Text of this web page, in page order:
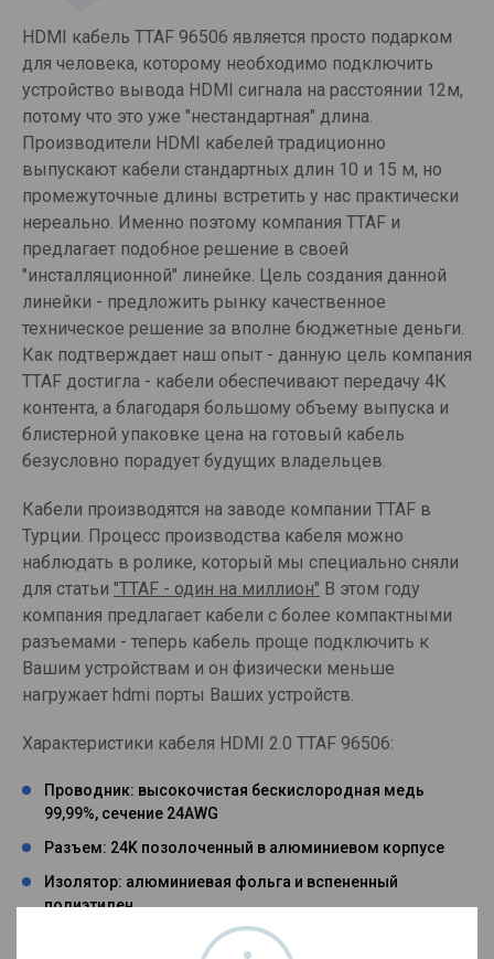
HDMI кабель TTAF 96506 является просто подарком
для человека, которому необходимо подключить
устройство вывода HDMI сигнала на расстоянии 12м,
потому что это уже "нестандартная" длина.
Производители HDMI кабелей традиционно
выпускают кабели стандартных длин 10 и 15 м, но
промежуточные длины встретить у нас практически
нереально. Именно поэтому компания TTAF и
предлагает подобное решение в своей
"инсталляционной" линейке. Цель создания данной
линейки - предложить рынку качественное
техническое решение за вполне бюджетные деньги.
Как подтверждает наш опыт - данную цель компания
TTAF достигла - кабели обеспечивают передачу 4К
контента, а благодаря большому объему выпуска и
блистерной упаковке цена на готовый кабель
безусловно порадует будущих владельцев.
Кабели производятся на заводе компании TTAF в
Турции. Процесс производства кабеля можно
наблюдать в ролике, который мы специально сняли
для статьи "TTAF - один на миллион" В этом году
компания предлагает кабели с более компактными
разъемами - теперь кабель проще подключить к
Вашим устройствам и он физически меньше
нагружает hdmi порты Ваших устройств.
Характеристики кабеля HDMI 2.0 TTAF 96506:
Проводник: высокочистая бескислородная медь
99,99%, сечение 24AWG
Разъем: 24K позолоченный в алюминиевом корпусе
Изолятор: алюминиевая фольга и вспененный
полиэтилен
Максимальное соответствие стандарту HDMI 2.0,